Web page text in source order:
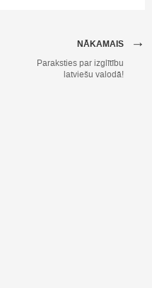
NĀKAMAIS →
Paraksties par izglītību
latviešu valodā!